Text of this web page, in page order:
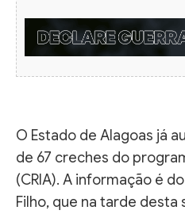
O Estado de Alagoas já
de 67 creches do
(CRIA). A informação é
Filho, que na tarde